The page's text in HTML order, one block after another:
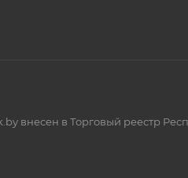
внесен в Торговый реестр